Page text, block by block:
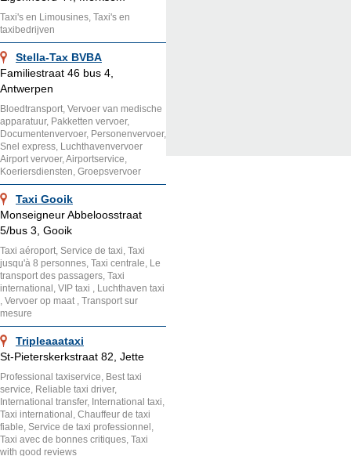
Taxi's en Limousines, Taxi's en
taxibedrijven
Stella-Tax BVBA
Familiestraat 46 bus 4,
Antwerpen
Bloedtransport, Vervoer van medische
apparatuur, Pakketten vervoer,
Documentenvervoer, Personenvervoer,
Snel express, Luchthavenvervoer
Airport vervoer, Airportservice,
Koeriersdiensten, Groepsvervoer
Taxi Gooik
Monseigneur Abbeloosstraat
5/bus 3, Gooik
Taxi aéroport, Service de taxi, Taxi
jusqu'à 8 personnes, Taxi centrale, Le
transport des passagers, Taxi
international, VIP taxi , Luchthaven taxi
, Vervoer op maat , Transport sur
mesure
Tripleaaataxi
St-Pieterskerkstraat 82, Jette
Professional taxiservice, Best taxi
service, Reliable taxi driver,
International transfer, International taxi,
Taxi international, Chauffeur de taxi
fiable, Service de taxi professionnel,
Taxi avec de bonnes critiques, Taxi
with good reviews